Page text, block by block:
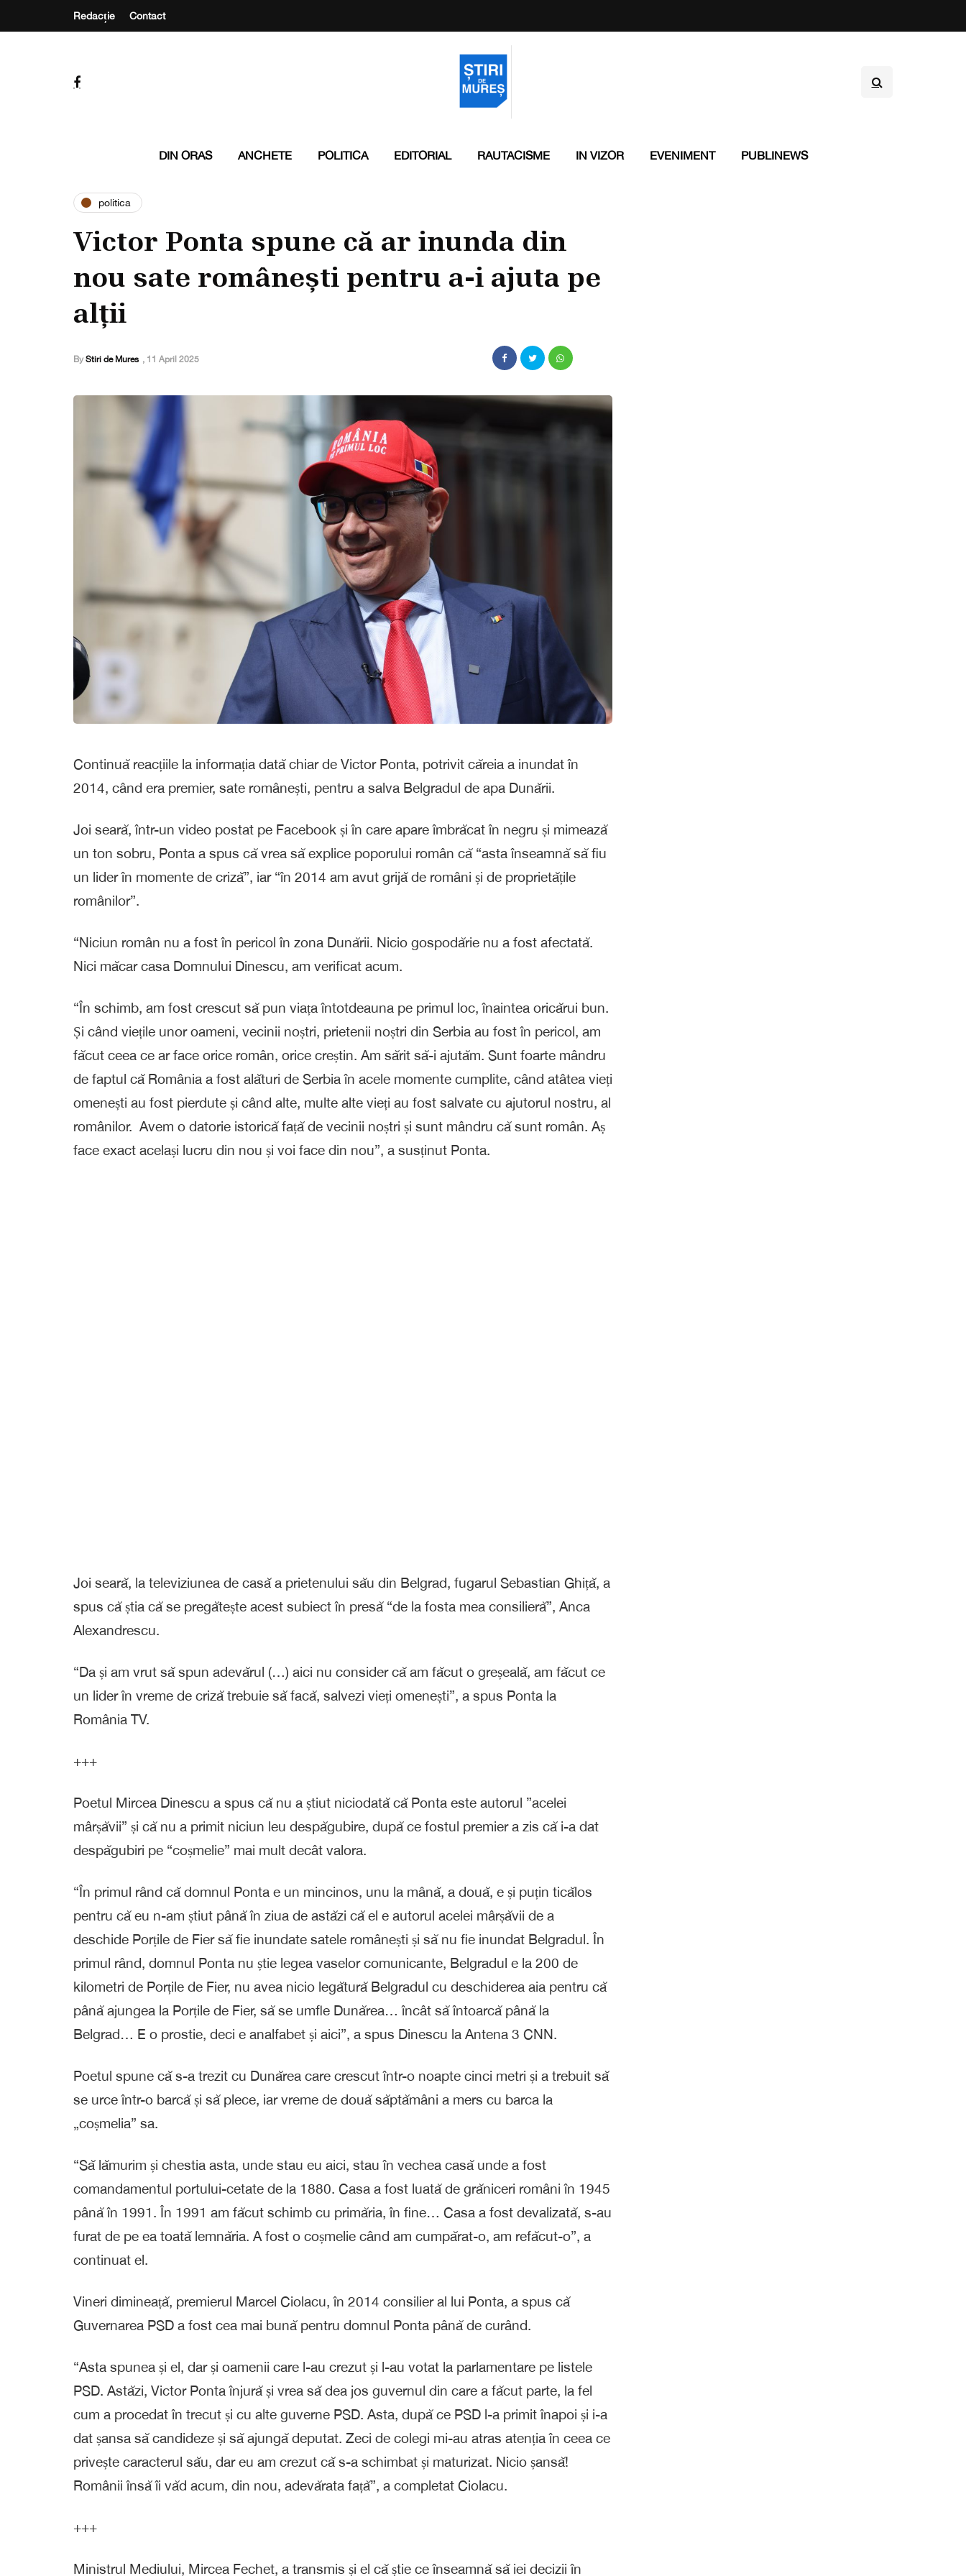
Redacție Contact
DIN ORAS ANCHETE POLITICA EDITORIAL RAUTACISME IN VIZOR EVENIMENT PUBLINEWS
politica
Victor Ponta spune că ar inunda din
nou sate românești pentru a-i ajuta pe
alții
By Stiri de Mures , 11 April 2025
Continuă reacțiile la informația dată chiar de Victor Ponta, potrivit căreia a inundat în
2014, când era premier, sate românești, pentru a salva Belgradul de apa Dunării.
Joi seară, într-un video postat pe Facebook și în care apare îmbrăcat în negru și mimează
un ton sobru, Ponta a spus că vrea să explice poporului român că “asta înseamnă să fiu
un lider în momente de criză”, iar “în 2014 am avut grijă de români și de proprietățile
românilor”.
“Niciun român nu a fost în pericol în zona Dunării. Nicio gospodărie nu a fost afectată.
Nici măcar casa Domnului Dinescu, am verificat acum.
“În schimb, am fost crescut să pun viața întotdeauna pe primul loc, înaintea oricărui bun.
Și când viețile unor oameni, vecinii noștri, prietenii noștri din Serbia au fost în pericol, am
făcut ceea ce ar face orice român, orice creștin. Am sărit să-i ajutăm. Sunt foarte mândru
de faptul că România a fost alături de Serbia în acele momente cumplite, când atâtea vieți
omenești au fost pierdute și când alte, multe alte vieți au fost salvate cu ajutorul nostru, al
românilor. Avem o datorie istorică față de vecinii noștri și sunt mândru că sunt român. Aș
face exact același lucru din nou și voi face din nou”, a susținut Ponta.
Joi seară, la televiziunea de casă a prietenului său din Belgrad, fugarul Sebastian Ghiță, a
spus că știa că se pregătește acest subiect în presă “de la fosta mea consilieră”, Anca
Alexandrescu.
“Da și am vrut să spun adevărul (…) aici nu consider că am făcut o greșeală, am făcut ce
un lider în vreme de criză trebuie să facă, salvezi vieți omenești”, a spus Ponta la
România TV.
+++
Poetul Mircea Dinescu a spus că nu a știut niciodată că Ponta este autorul ”acelei
mârșăvii” și că nu a primit niciun leu despăgubire, după ce fostul premier a zis că i-a dat
despăgubiri pe “coșmelie” mai mult decât valora.
“În primul rând că domnul Ponta e un mincinos, unu la mână, a două, e și puțin ticălos
pentru că eu n-am știut până în ziua de astăzi că el e autorul acelei mârșăvii de a
deschide Porțile de Fier să fie inundate satele românești și să nu fie inundat Belgradul. În
primul rând, domnul Ponta nu știe legea vaselor comunicante, Belgradul e la 200 de
kilometri de Porțile de Fier, nu avea nicio legătură Belgradul cu deschiderea aia pentru că
până ajungea la Porțile de Fier, să se umfle Dunărea… încât să întoarcă până la
Belgrad… E o prostie, deci e analfabet și aici”, a spus Dinescu la Antena 3 CNN.
Poetul spune că s-a trezit cu Dunărea care crescut într-o noapte cinci metri și a trebuit să
se urce într-o barcă și să plece, iar vreme de două săptămâni a mers cu barca la
„coșmelia” sa.
“Să lămurim și chestia asta, unde stau eu aici, stau în vechea casă unde a fost
comandamentul portului-cetate de la 1880. Casa a fost luată de grăniceri români în 1945
până în 1991. În 1991 am făcut schimb cu primăria, în fine… Casa a fost devalizată, s-au
furat de pe ea toată lemnăria. A fost o coșmelie când am cumpărat-o, am refăcut-o”, a
continuat el.
Vineri dimineață, premierul Marcel Ciolacu, în 2014 consilier al lui Ponta, a spus că
Guvernarea PSD a fost cea mai bună pentru domnul Ponta până de curând.
“Asta spunea și el, dar și oamenii care l-au crezut și l-au votat la parlamentare pe listele
PSD. Astăzi, Victor Ponta înjură și vrea să dea jos guvernul din care a făcut parte, la fel
cum a procedat în trecut și cu alte guverne PSD. Asta, după ce PSD l-a primit înapoi și i-a
dat șansa să candideze și să ajungă deputat. Zeci de colegi mi-au atras atenția în ceea ce
privește caracterul său, dar eu am crezut că s-a schimbat și maturizat. Nicio șansă!
Românii însă îi văd acum, din nou, adevărata față”, a completat Ciolacu.
+++
Ministrul Mediului, Mircea Fechet, a transmis și el că știe ce înseamnă să iei decizii în